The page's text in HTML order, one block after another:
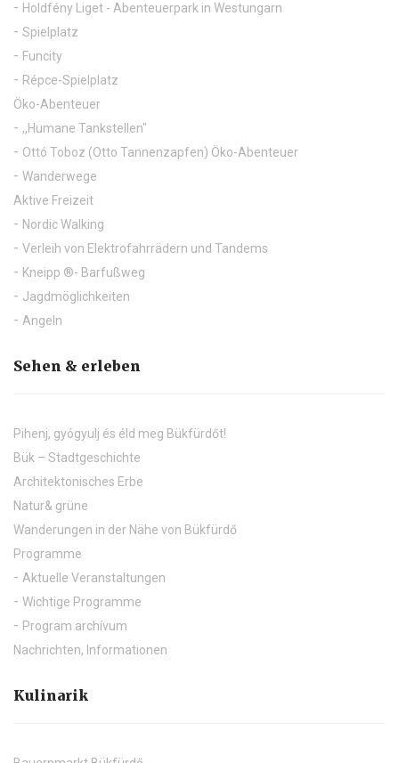
Holdfény Liget - Abenteuerpark in Westungarn
Spielplatz
Funcity
Répce-Spielplatz
Öko-Abenteuer
,,Humane Tankstellen"
Ottó Toboz (Otto Tannenzapfen) Öko-Abenteuer
Wanderwege
Aktive Freizeit
Nordic Walking
Verleih von Elektrofahrrädern und Tandems
Kneipp ®- Barfußweg
Jagdmöglichkeiten
Angeln
Sehen & erleben
Pihenj, gyógyulj és éld meg Bükfürdőt!
Bük – Stadtgeschichte
Architektonisches Erbe
Natur& grüne
Wanderungen in der Nähe von Bükfürdő
Programme
Aktuelle Veranstaltungen
Wichtige Programme
Program archívum
Nachrichten, Informationen
Kulinarik